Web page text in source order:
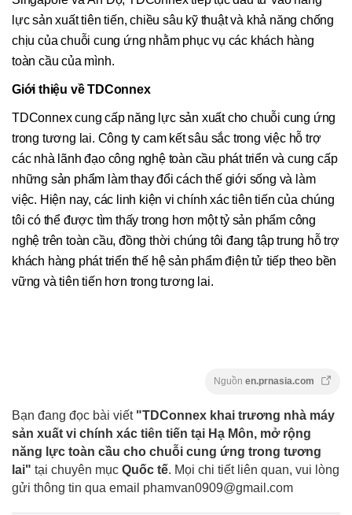
lực sản xuất tiên tiến, chiều sâu kỹ thuật và khả năng chống
chịu của chuỗi cung ứng nhằm phục vụ các khách hàng
toàn cầu của mình.
Giới thiệu về TDConnex
TDConnex cung cấp năng lực sản xuất cho chuỗi cung ứng
trong tương lai. Công ty cam kết sâu sắc trong việc hỗ trợ
các nhà lãnh đạo công nghệ toàn cầu phát triển và cung cấp
những sản phẩm làm thay đổi cách thế giới sống và làm
việc. Hiện nay, các linh kiện vi chính xác tiên tiến của chúng
tôi có thể được tìm thấy trong hơn một tỷ sản phẩm công
nghệ trên toàn cầu, đồng thời chúng tôi đang tập trung hỗ trợ
khách hàng phát triển thế hệ sản phẩm điện tử tiếp theo bền
vững và tiên tiến hơn trong tương lai.
Nguồn en.prnasia.com
Bạn đang đọc bài viết "TDConnex khai trương nhà máy
sản xuất vi chính xác tiên tiến tại Hạ Môn, mở rộng
năng lực toàn cầu cho chuỗi cung ứng trong tương
lai" tại chuyên mục Quốc tế. Mọi chi tiết liên quan, vui lòng
gửi thông tin qua email phamvan0909@gmail.com